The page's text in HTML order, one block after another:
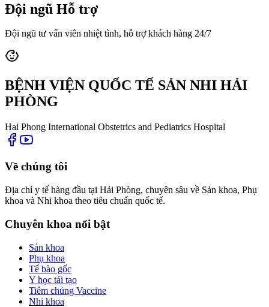
Đội ngũ Hỗ trợ
Đội ngũ tư vấn viên nhiệt tình, hỗ trợ khách hàng 24/7
BỆNH VIỆN QUỐC TẾ SẢN NHI HẢI
PHÒNG
Hai Phong International Obstetrics and Pediatrics Hospital
Về chúng tôi
Địa chỉ y tế hàng đầu tại Hải Phòng, chuyên sâu về Sản khoa, Phụ
khoa và Nhi khoa theo tiêu chuẩn quốc tế.
Chuyên khoa nổi bật
Sản khoa
Phụ khoa
Tế bào gốc
Y học tái tạo
Tiêm chủng Vaccine
Nhi khoa